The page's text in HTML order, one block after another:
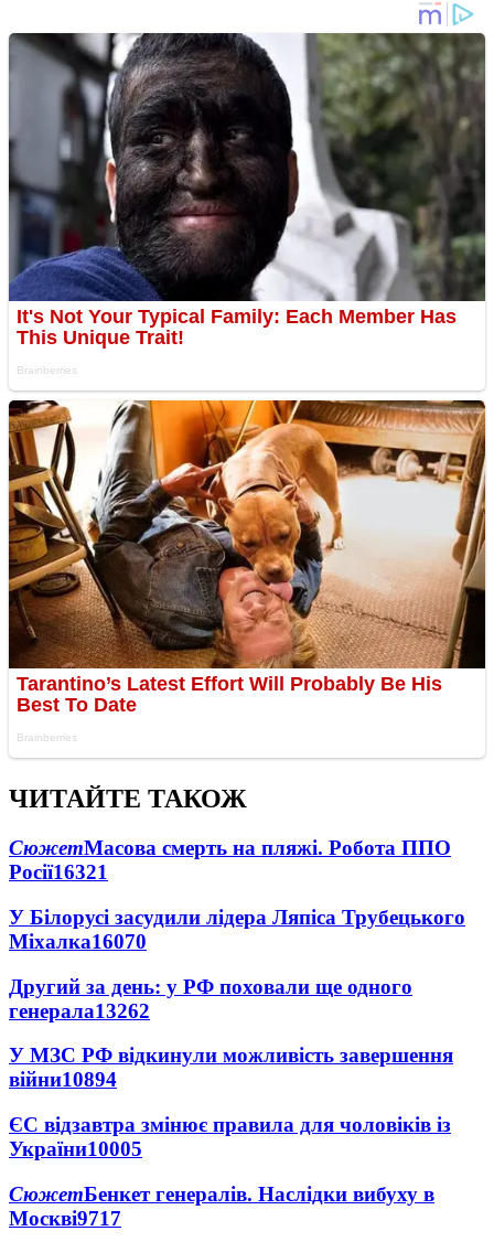
ЧИТАЙТЕ ТАКОЖ
СюжетМасова смерть на пляжі. Робота ППО
Росії16321
У Білорусі засудили лідера Ляпіса Трубецького
Міхалка16070
Другий за день: у РФ поховали ще одного
генерала13262
У МЗС РФ відкинули можливість завершення
війни10894
ЄС відзавтра змінює правила для чоловіків із
України10005
СюжетБенкет генералів. Наслідки вибуху в
Москві9717